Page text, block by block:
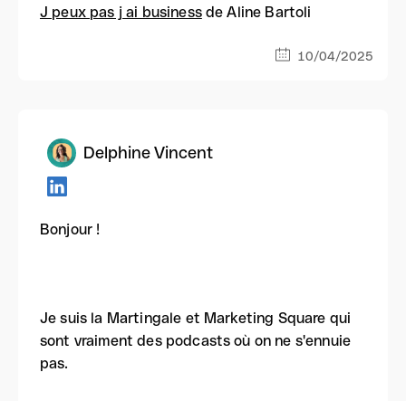
J peux pas j ai businessde Aline Bartoli
10/04/2025
Delphine Vincent
Bonjour !
Je suis la Martingale et Marketing Square qui
sont vraiment des podcasts où on ne s'ennuie
pas.